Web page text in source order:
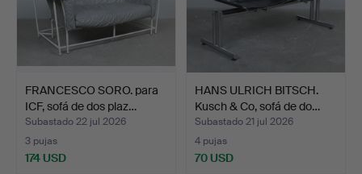
FRANCESCO SORO. para
ICF, sofá de dos plaz…
Subastado 22 jul 2026
3 pujas
174 USD
HANS ULRICH BITSCH.
Kusch & Co, sofá de do…
Subastado 21 jul 2026
4 pujas
70 USD